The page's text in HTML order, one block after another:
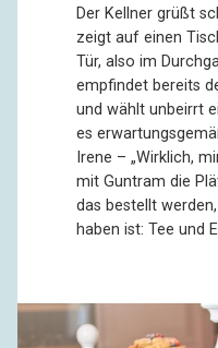
Der Kellner grüßt
zeigt auf einen
Tür, also im
empfindet bereits
und wählt unbeirrt
es
Irene – „Wirklich,
mit Guntram die
das bestellt
haben ist: Tee und